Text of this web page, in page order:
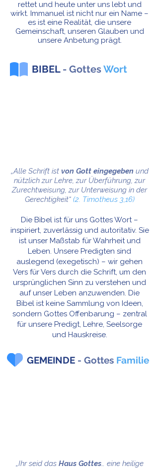
rettet und heute unter uns lebt und
wirkt. Immanuel ist nicht nur ein Name –
es ist eine Realität, die unsere
Gemeinschaft, unseren Glauben und
unsere Anbetung prägt.
BIBEL - GottesWort
„Alle Schrift ist von Gott eingegeben und
nützlich zur Lehre, zur Überführung, zur
Zurechtweisung, zur Unterweisung in der
Gerechtigkeit“ (2. Timotheus 3,16)
Die Bibel ist für uns Gottes Wort –
inspiriert, zuverlässig und autoritativ. Sie
ist unser Maßstab für Wahrheit und
Leben. Unsere Predigten sind
auslegend (exegetisch) – wir gehen
Vers für Vers durch die Schrift, um den
ursprünglichen Sinn zu verstehen und
auf unser Leben anzuwenden. Die
Bibel ist keine Sammlung von Ideen,
sondern Gottes Offenbarung – zentral
für unsere Predigt, Lehre, Seelsorge
und Hauskreise.
GEMEINDE - Gottes Familie
„Ihr seid das Haus Gottes… eine heilige